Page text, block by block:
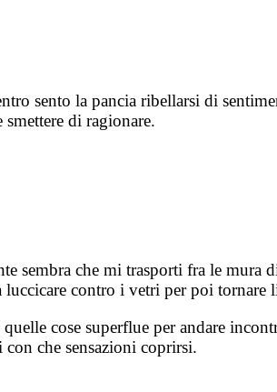
sento la pancia ribellarsi di
di ragionare.
che mi trasporti fra le mura di
contro i vetri per poi tornare
cose superflue per andare
che sensazioni coprirsi.